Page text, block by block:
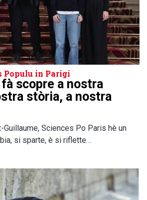
Populu in Parigi
fà scopre a nostra
stòria, a nostra
Guillaume, Sciences Po Paris hè un
si sparte, è si riflette…